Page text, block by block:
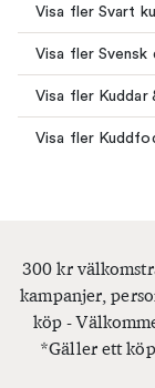
Visa fler Svart
Visa fler Svensk
Visa fler Kuddar
Visa fler
300 kr
kampanjer,
köp -
*Gäller ett